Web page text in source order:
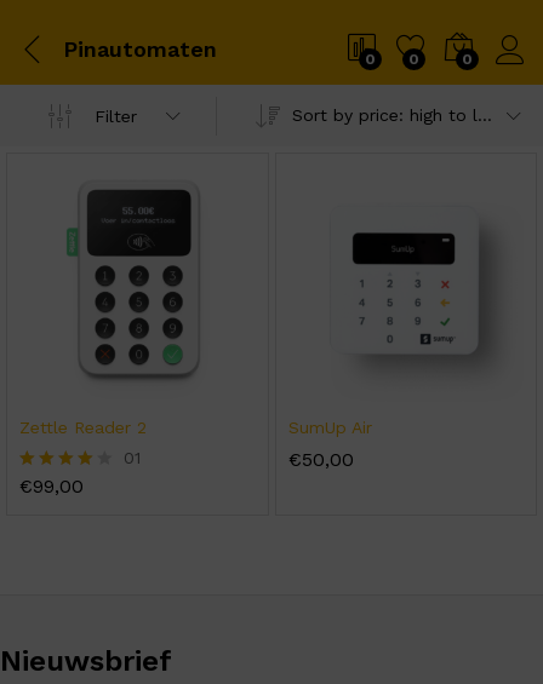
Pinautomaten 0 0 0
Filter Sort by price: high to low
Zettle Reader 2
Rated
01
€99,00
SumUp Air
€50,00
Nieuwsbrief